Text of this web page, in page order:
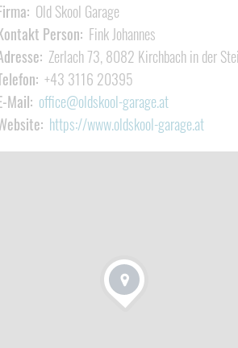
Old Skool Garage
Person: Fink Johannes
Zerlach 73, 8082 Kirchbach in der
+43 3116 20395
Mail: office@oldskool-garage.at
https://www.oldskool-garage.at